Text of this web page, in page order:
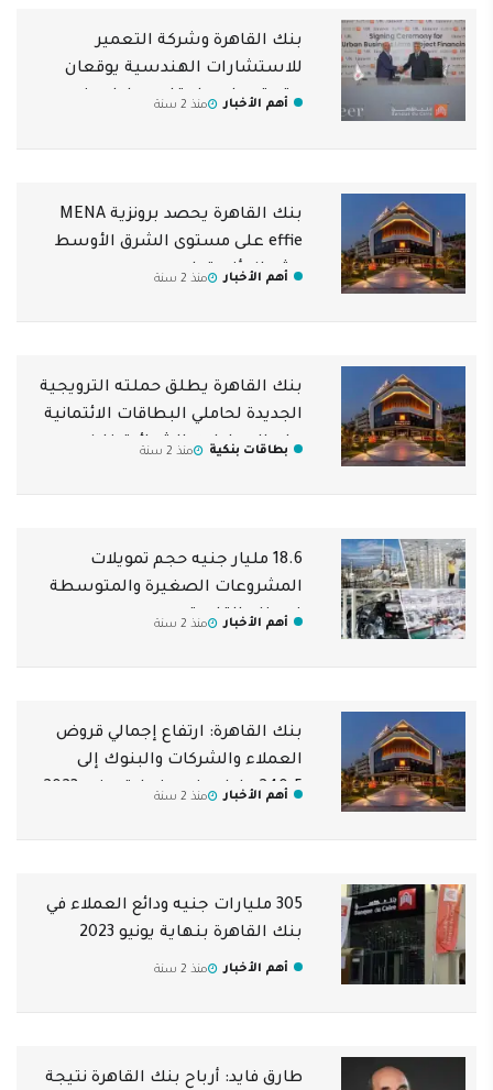
بنك القاهرة وشركة التعمير
للاستشارات الهندسية يوقعان
عقد تمويل بما يقارب مليار جنيه
أهم الأخبار منذ 2 سنة
بنك القاهرة يحصد برونزية MENA
effie على مستوى الشرق الأوسط
وشمال أفريقيا
أهم الأخبار منذ 2 سنة
بنك القاهرة يطلق حملته الترويجية
الجديدة لحاملي البطاقات الائتمانية
على المعاملات الشرائية خلال
بطاقات بنكية منذ 2 سنة
18.6 مليار جنيه حجم تمويلات
المشروعات الصغيرة والمتوسطة
في بنك القاهرة
أهم الأخبار منذ 2 سنة
بنك القاهرة: ارتفاع إجمالي قروض
العملاء والشركات والبنوك إلى
240.5 مليار جنيه بنهاية يونيو 2023
أهم الأخبار منذ 2 سنة
305 مليارات جنيه ودائع العملاء في
بنك القاهرة بنهاية يونيو 2023
أهم الأخبار منذ 2 سنة
طارق فايد: أرباح بنك القاهرة نتيجة